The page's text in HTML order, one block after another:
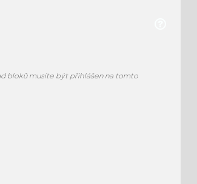
bloků musíte být přihlášen na tomto